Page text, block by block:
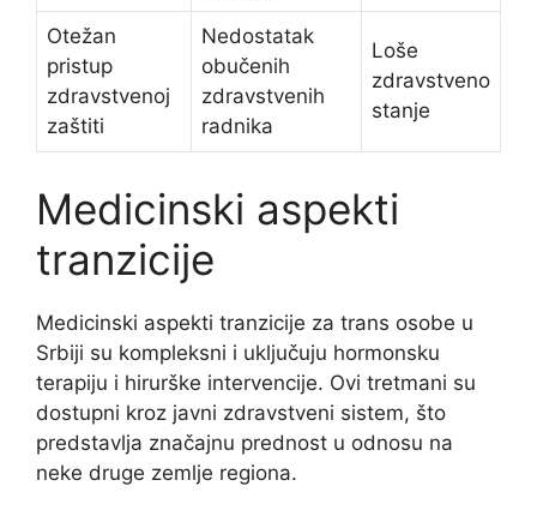
Otežan
pristup
zdravstvenoj
zaštiti
Nedostatak
obučenih
zdravstvenih
radnika
Loše
zdravstveno
stanje
Medicinski aspekti
tranzicije
Medicinski aspekti tranzicije za trans osobe u
Srbiji su kompleksni i uključuju hormonsku
terapiju i hirurške intervencije. Ovi tretmani su
dostupni kroz javni zdravstveni sistem, što
predstavlja značajnu prednost u odnosu na
neke druge zemlje regiona.